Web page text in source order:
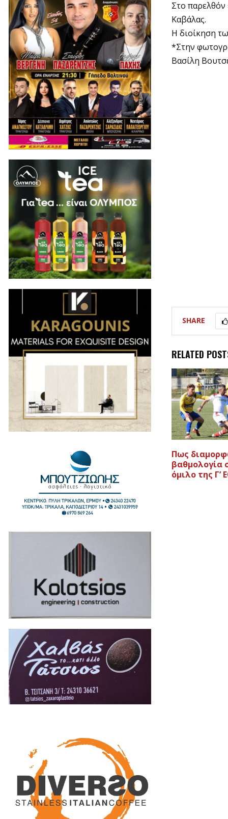
Στο παρελθόν
Καβάλας.
Η διοίκηση
*Στην
Βασίλη
SHARE
RELATED
Πως
βαθμολογία
όμιλο της Γ’